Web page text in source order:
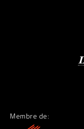
Membre de: